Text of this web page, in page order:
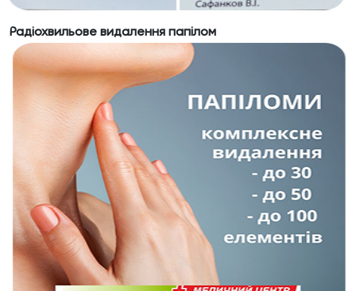
Радіохвильове видалення папілом